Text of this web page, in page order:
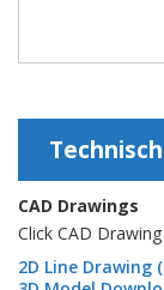
CAD Drawings
Click CAD
2D Line Drawing